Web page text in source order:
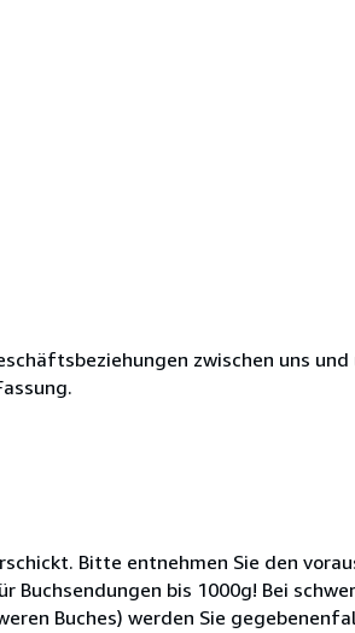
zwischen uns und
Bitte entnehmen Sie den
bis 1000g! Bei
Buches) werden Sie